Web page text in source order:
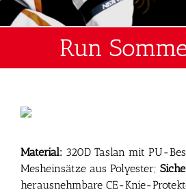
Run
Material: 320D Taslan mit PU-
Mesheinsätze aus Polyester;
herausnehmbare CE-Knie-